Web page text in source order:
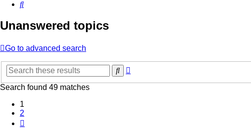
Search
Unanswered topics
Go to advanced search
Search
Search found 49 matches
1
2